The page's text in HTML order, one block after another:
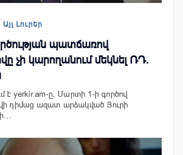
Այլ Լուրեր
պատճառով
չի կարողանում մեկնել ՌԴ.
է yerkir.am-ը, Մարտի 1-ի գործով
դիմաց ազատ արձակված Յուրի